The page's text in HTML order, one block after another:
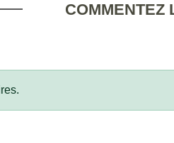
COMMENTEZ